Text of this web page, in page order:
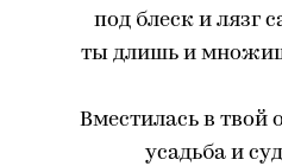
под блеск и лязг
ты длишь и
Вместилась в твой
усадьба и